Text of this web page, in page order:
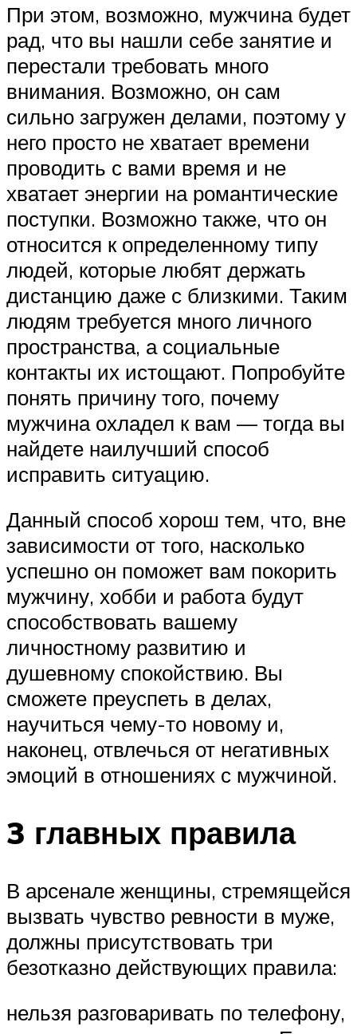
При этом, возможно, мужчина будет
рад, что вы нашли себе занятие и
перестали требовать много
внимания. Возможно, он сам
сильно загружен делами, поэтому у
него просто не хватает времени
проводить с вами время и не
хватает энергии на романтические
поступки. Возможно также, что он
относится к определенному типу
людей, которые любят держать
дистанцию даже с близкими. Таким
людям требуется много личного
пространства, а социальные
контакты их истощают. Попробуйте
понять причину того, почему
мужчина охладел к вам — тогда вы
найдете наилучший способ
исправить ситуацию.
Данный способ хорош тем, что, вне
зависимости от того, насколько
успешно он поможет вам покорить
мужчину, хобби и работа будут
способствовать вашему
личностному развитию и
душевному спокойствию. Вы
сможете преуспеть в делах,
научиться чему-то новому и,
наконец, отвлечься от негативных
эмоций в отношениях с мужчиной.
3 главных правила
В арсенале женщины, стремящейся
вызвать чувство ревности в муже,
должны присутствовать три
безотказно действующих правила:
нельзя разговаривать по телефону,